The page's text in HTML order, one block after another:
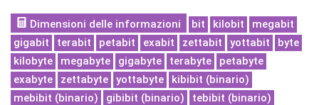
Dimensioni delle informazioni bit kilobit
megabit
gigabit
terabit petabit exabit zettabit yottabit
byte
kilobyte
megabyte gigabyte terabyte
petabyte
exabyte
zettabyte yottabyte
kibibit (binario)
mebibit (binario)
gibibit (binario)
tebibit (binario)